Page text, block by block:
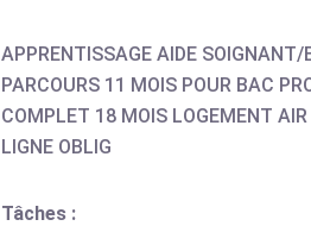
APPRENTISSAGE AIDE
PARCOURS 11 MOIS POUR BAC
COMPLET 18 MOIS LOGEMENT
LIGNE OBLIG
Tâches :